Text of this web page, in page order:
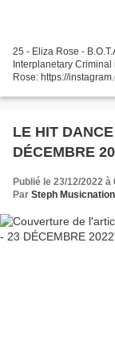
25 - Eliza Rose -
Interplanetary
Rose: https://
LE HIT
DÉCEMBRE
Publié le 23/12/2022 à
Par Steph Musicnation